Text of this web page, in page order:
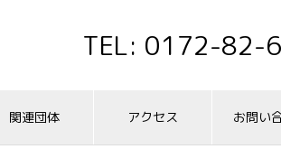
TEL: 0172-82-
関連団体 アクセス お問い